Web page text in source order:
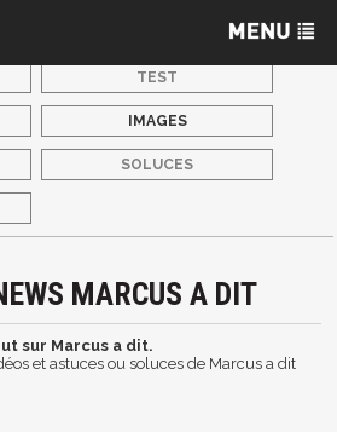
TEST
IMAGES
SOLUCES
MARCUS A DIT
sur Marcus a dit.
et astuces ou soluces de Marcus a dit